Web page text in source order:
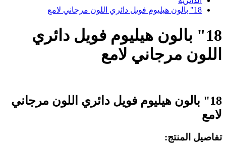
18" بالون هيليوم فويل دائري اللون مرجاني لامع
18" بالون هيليوم فويل دائري
اللون مرجاني لامع
18" بالون هيليوم فويل دائري اللون مرجاني
لامع
تفاصيل المنتج: